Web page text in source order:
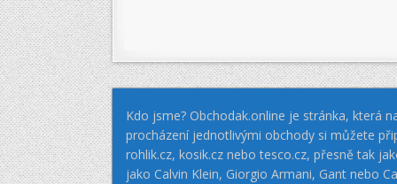
Kdo jsme? Obchodak.online je stránka, která
procházení jednotlivými obchody si můžete
rohlik.cz, kosik.cz nebo tesco.cz, přesně tak
jako Calvin Klein, Giorgio Armani, Gant nebo